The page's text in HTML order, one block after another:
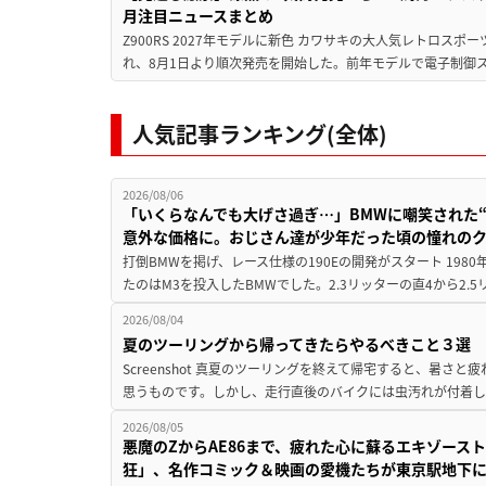
月注目ニュースまとめ
Z900RS 2027年モデルに新色 カワサキの大人気レトロスポ
れ、8月1日より順次発売を開始した。前年モデルで電子制
人気記事ランキング(全体)
2026/08/06
「いくらなんでも大げさ過ぎ…」BMWに嘲笑され
意外な価格に。おじさん達が少年だった頃の憧れの
打倒BMWを掲げ、レース仕様の190Eの開発がスタート
たのはM3を投入したBMWでした。2.3リッターの直4から
2026/08/04
夏のツーリングから帰ってきたらやるべきこと３選
Screenshot 真夏のツーリングを終えて帰宅すると、暑さと
思うものです。しかし、走行直後のバイクには虫汚れが付
2026/08/05
悪魔のZからAE86まで、疲れた心に蘇るエキゾース
狂」、名作コミック＆映画の愛機たちが東京駅地下